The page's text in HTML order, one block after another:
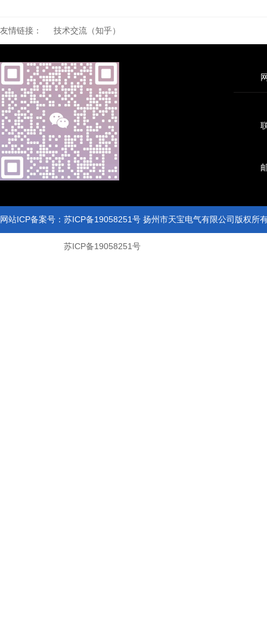
友情链接： 技术交流（知乎）
网站ICP备案号：苏ICP备19058251号 扬州市天宝电气有限公司版权
苏ICP备19058251号